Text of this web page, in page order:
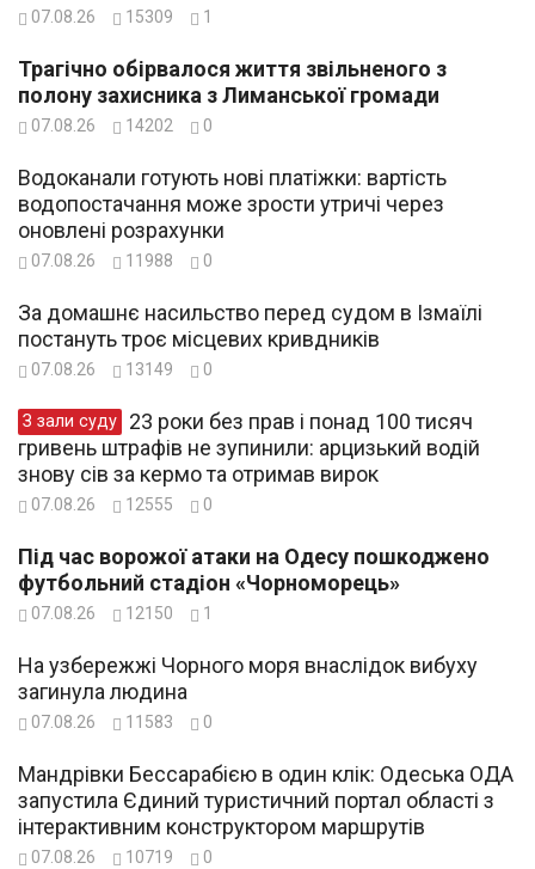
07.08.26 15309 1
Трагічно обірвалося життя звільненого з
полону захисника з Лиманської громади
07.08.26 14202 0
Водоканали готують нові платіжки: вартість
водопостачання може зрости утричі через
оновлені розрахунки
07.08.26 11988 0
За домашнє насильство перед судом в Ізмаїлі
постануть троє місцевих кривдників
07.08.26 13149 0
З зали суду
гривень штрафів не зупинили: арцизький водій
знову сів за кермо та отримав вирок
07.08.26 12555 0
Під час ворожої атаки на Одесу пошкоджено
футбольний стадіон «Чорноморець»
07.08.26 12150 1
На узбережжі Чорного моря внаслідок вибуху
загинула людина
07.08.26 11583 0
Мандрівки Бессарабією в один клік: Одеська ОДА
запустила Єдиний туристичний портал області з
інтерактивним конструктором маршрутів
07.08.26 10719 0